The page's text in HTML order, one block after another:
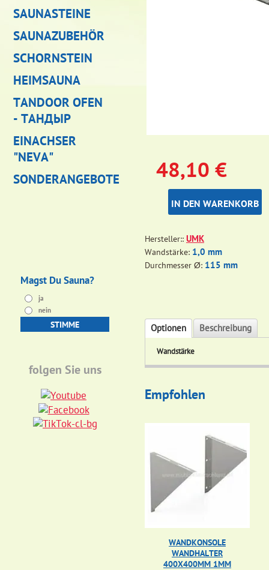
SAUNASTEINE
SAUNAZUBEHÖR
SCHORNSTEIN
HEIMSAUNA
TANDOOR OFEN
- ТАНДЫР
EINACHSER
"NEVA"
SONDERANGEBOTE
Magst Du Sauna?
ja
nein
folgen Sie uns
48,10 €
IN DEN WARENKORB
Hersteller: UMK
Wandstärke 1,0 mm
Durchmesser Ø 115 mm
Optionen Beschreibung
Wandstärke
Empfohlen
WANDKONSOLE
WANDHALTER
400X400MM 1MM